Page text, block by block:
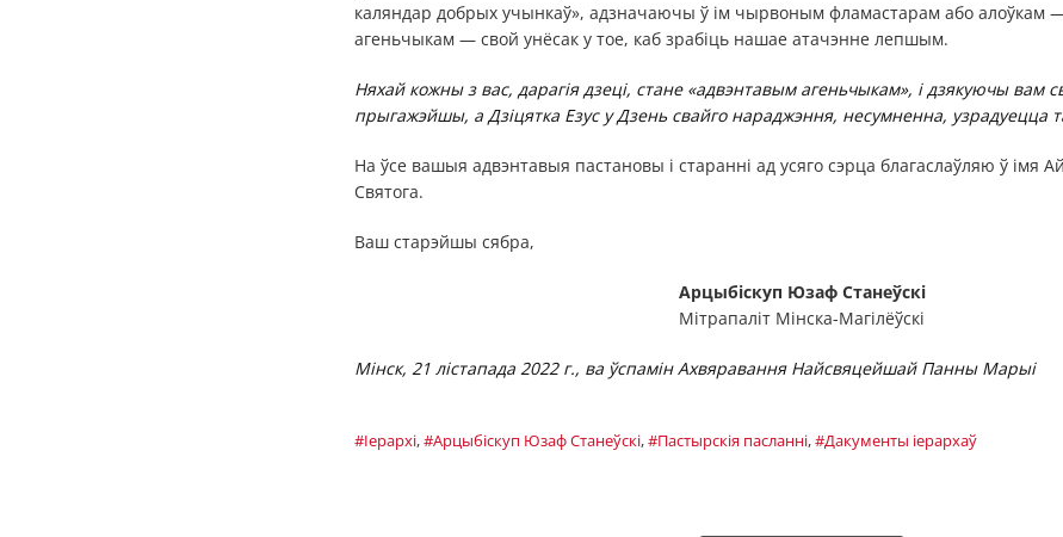
каляндар добрых учынкаў», адзначаючы ў ім чырвоным фламастарам або алоўкам
агеньчыкам — свой унёсак у тое, каб зрабіць нашае атачэнне лепшым.
Няхай кожны з вас, дарагія дзеці, стане «адвэнтавым агеньчыкам», і дзякуючы вам
прыгажэйшы, а Дзіцятка Езус у Дзень свайго нараджэння, несумненна, узрадуецца
На ўсе вашыя адвэнтавыя пастановы і старанні ад усяго сэрца благаслаўляю ў імя
Святога.
Ваш старэйшы сябра,
Арцыбіскуп Юзаф Станеўскі
Мітрапаліт Мінска-Магілёўскі
Мінск, 21 лістапада 2022 г., ва ўспамін Ахвяравання Найсвяцейшай Панны Марыі
#Іерархі,#Арцыбiскуп Юзаф Станеўскі,#Пастырскія пасланні,#Дакументы іерархаў